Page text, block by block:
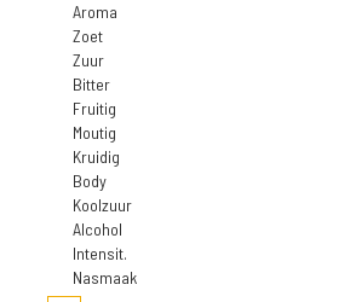
Aroma
Zoet
Zuur
Bitter
Fruitig
Moutig
Kruidig
Body
Koolzuur
Alcohol
Intensit.
Nasmaak